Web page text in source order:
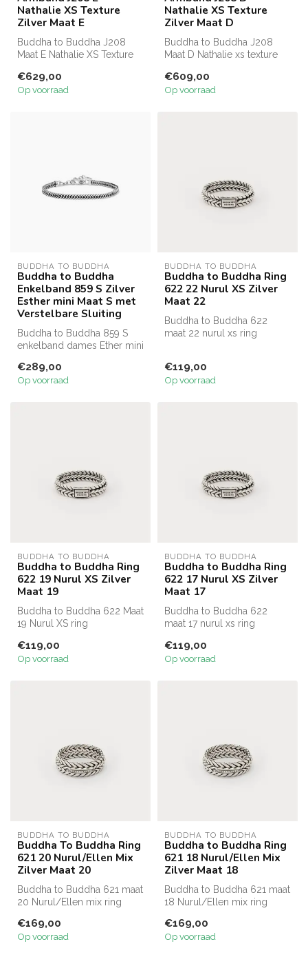
Nathalie XS Texture
Zilver Maat E
Buddha to Buddha J208
Maat E Nathalie XS Texture
€629,00
Op voorraad
Nathalie XS Texture
Zilver Maat D
Buddha to Buddha J208
Maat D Nathalie xs texture
€609,00
Op voorraad
BUDDHA TO BUDDHA
Buddha to Buddha
Enkelband 859 S Zilver
Esther mini Maat S met
Verstelbare Sluiting
Buddha to Buddha 859 S
enkelband dames Ether mini
v...
€289,00
Op voorraad
BUDDHA TO BUDDHA
Buddha to Buddha Ring
622 22 Nurul XS Zilver
Maat 22
Buddha to Buddha 622
maat 22 nurul xs ring
€119,00
Op voorraad
BUDDHA TO BUDDHA
Buddha to Buddha Ring
622 19 Nurul XS Zilver
Maat 19
Buddha to Buddha 622 Maat
19 Nurul XS ring
€119,00
Op voorraad
BUDDHA TO BUDDHA
Buddha to Buddha Ring
622 17 Nurul XS Zilver
Maat 17
Buddha to Buddha 622
maat 17 nurul xs ring
€119,00
Op voorraad
BUDDHA TO BUDDHA
Buddha To Buddha Ring
621 20 Nurul/Ellen Mix
Zilver Maat 20
Buddha to Buddha 621 maat
20 Nurul/Ellen mix ring
€169,00
Op voorraad
BUDDHA TO BUDDHA
Buddha to Buddha Ring
621 18 Nurul/Ellen Mix
Zilver Maat 18
Buddha to Buddha 621 maat
18 Nurul/Ellen mix ring
€169,00
Op voorraad